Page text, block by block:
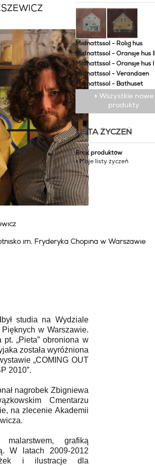
im. Fryderyka Chopina w Warszawie
studia na Wydziale
w Warszawie.
„Pieta” obroniona w
została wyróżniona
„COMING OUT
2010”.
nagrobek Zbigniewa
Cmentarzu
na zlecenie Akademii
grafiką
W latach 2009-2012
i ilustracje dla
Midnattssol - Rolig hus
Midnattssol - Oransje hus II
Midnattssol - Oransje hus I
Midnattssol - Verandaen
Midnattssol - Bathuset
» Wszystkie nowe
produkty
LISTA ŻYCZEŃ
Brak produktów
» Moje listy życzeń